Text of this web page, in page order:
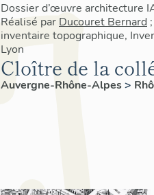
Dossier d’œuvre architecture
Réalisé par Ducouret Bernard
inventaire topographique,
Lyon
Cloître de la
Auvergne-Rhône-Alpes>